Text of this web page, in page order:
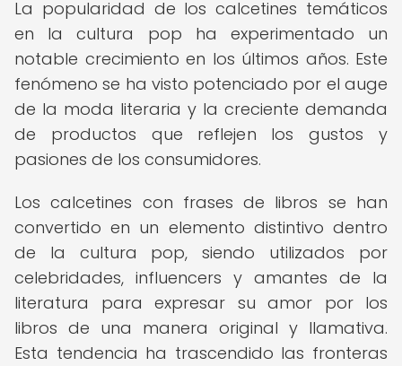
La popularidad de los calcetines temáticos
en la cultura pop ha experimentado un
notable crecimiento en los últimos años. Este
fenómeno se ha visto potenciado por el auge
de la moda literaria y la creciente demanda
de productos que reflejen los gustos y
pasiones de los consumidores.
Los calcetines con frases de libros se han
convertido en un elemento distintivo dentro
de la cultura pop, siendo utilizados por
celebridades, influencers y amantes de la
literatura para expresar su amor por los
libros de una manera original y llamativa.
Esta tendencia ha trascendido las fronteras